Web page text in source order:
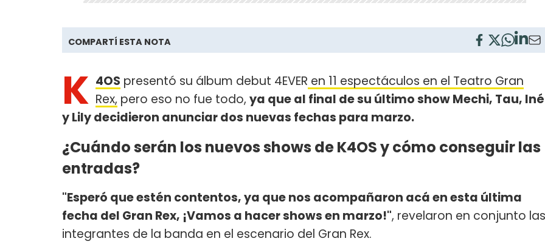
COMPARTÍ ESTA NOTA
K 4OS presentó su álbum debut 4EVER en 11 espectáculos en el Teatro Gran
Rex, pero eso no fue todo, ya que al final de su último show Mechi, Tau, Iné
y Lily decidieron anunciar dos nuevas fechas para marzo.
¿Cuándo serán los nuevos shows de K4OS y cómo conseguir las
entradas?
"Esperó que estén contentos, ya que nos acompañaron acá en esta última
fecha del Gran Rex, ¡Vamos a hacer shows en marzo!", revelaron en conjunto las
integrantes de la banda en el escenario del Gran Rex.